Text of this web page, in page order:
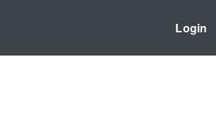
Login